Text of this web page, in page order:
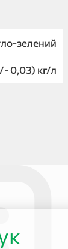
зелений
0,03) кг/л